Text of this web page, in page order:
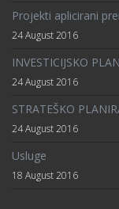
Projekti aplicirani
24 August 2016
INVESTICIJSKO
24 August 2016
STRATEŠKO
24 August 2016
Usluge
18 August 2016